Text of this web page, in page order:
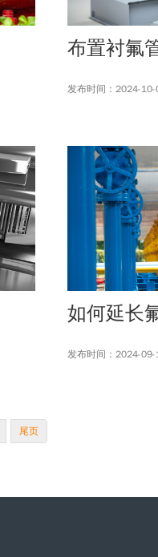
布置衬氟
发布时间：2024-10-
如何延长
发布时间：2024-09-
尾页